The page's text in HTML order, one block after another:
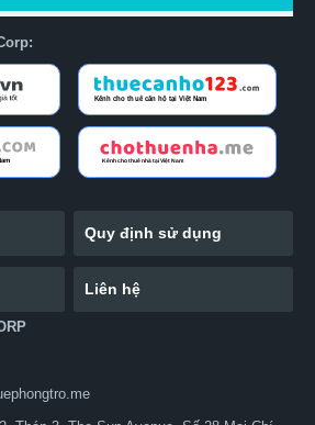
Quy định sử dụng
Liên hệ